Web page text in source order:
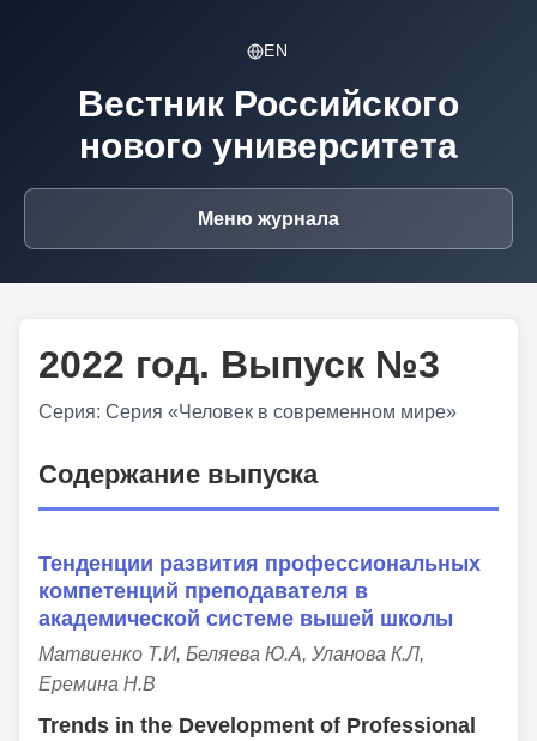
EN
Вестник Российского
нового университета
Меню журнала
2022 год. Выпуск №3
Серия: Серия «Человек в современном мире»
Содержание выпуска
Тенденции развития профессиональных
компетенций преподавателя в
академической системе вышей школы
Матвиенко Т.И, Беляева Ю.А, Уланова К.Л,
Еремина Н.В
Trends in the Development of Professional